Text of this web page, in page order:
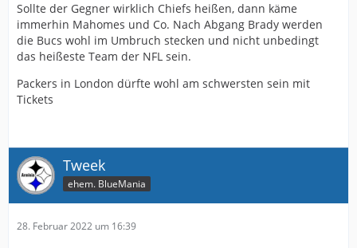
Sollte der Gegner wirklich Chiefs heißen, dann käme
immerhin Mahomes und Co. Nach Abgang Brady werden
die Bucs wohl im Umbruch stecken und nicht unbedingt
das heißeste Team der NFL sein.
Packers in London dürfte wohl am schwersten sein mit
Tickets
Tweek
ehem. BlueMania
28. Februar 2022 um 16:39